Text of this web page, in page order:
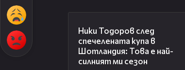
Ники Тодоров след
спечелената купа в
Шотландия: Това е най-
силният ми сезон